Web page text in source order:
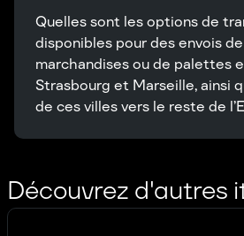
Quelles sont les options de
disponibles pour des envois de
marchandises ou de palettes
Strasbourg et Marseille, ainsi
de ces villes vers le reste de
Découvrez d'autres